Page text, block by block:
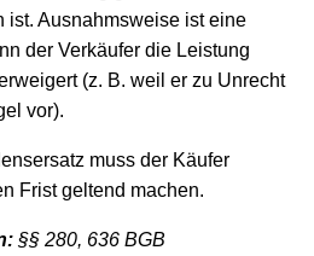
ist. Ausnahmsweise ist eine
der Verkäufer die Leistung
(z. B. weil er zu Unrecht
vor).
muss der Käufer
Frist geltend machen.
§§ 280, 636 BGB